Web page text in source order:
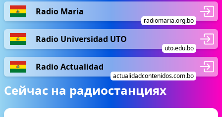
Radio Maria
radiomaria.org.bo
Radio Universidad UTO
uto.edu.bo
Radio Actualidad
actualidadcontenidos.com.bo
Сейчас на радиостанциях